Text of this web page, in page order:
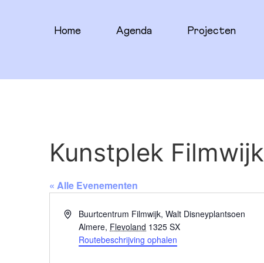
Home Agenda Projecten
Kunstplek Filmwijk
« Alle Evenementen
AdresBuurtcentrum Filmwijk, Walt Disneyplantsoen
Almere, Flevoland 1325 SX
Routebeschrijving ophalen